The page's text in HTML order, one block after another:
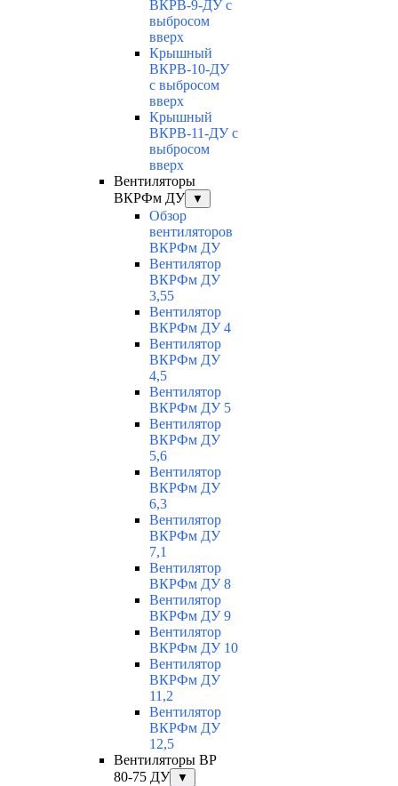
ВКРВ-9-ДУ с
выбросом
вверх
Крышный
ВКРВ-10-ДУ
с выбросом
вверх
Крышный
ВКРВ-11-ДУ с
выбросом
вверх
Вентиляторы
ВКРФм ДУ
▼
Обзор
вентиляторов
ВКРФм ДУ
Вентилятор
ВКРФм ДУ
3,55
Вентилятор
ВКРФм ДУ 4
Вентилятор
ВКРФм ДУ
4,5
Вентилятор
ВКРФм ДУ 5
Вентилятор
ВКРФм ДУ
5,6
Вентилятор
ВКРФм ДУ
6,3
Вентилятор
ВКРФм ДУ
7,1
Вентилятор
ВКРФм ДУ 8
Вентилятор
ВКРФм ДУ 9
Вентилятор
ВКРФм ДУ 10
Вентилятор
ВКРФм ДУ
11,2
Вентилятор
ВКРФм ДУ
12,5
Вентиляторы ВР
80-75 ДУ
▼